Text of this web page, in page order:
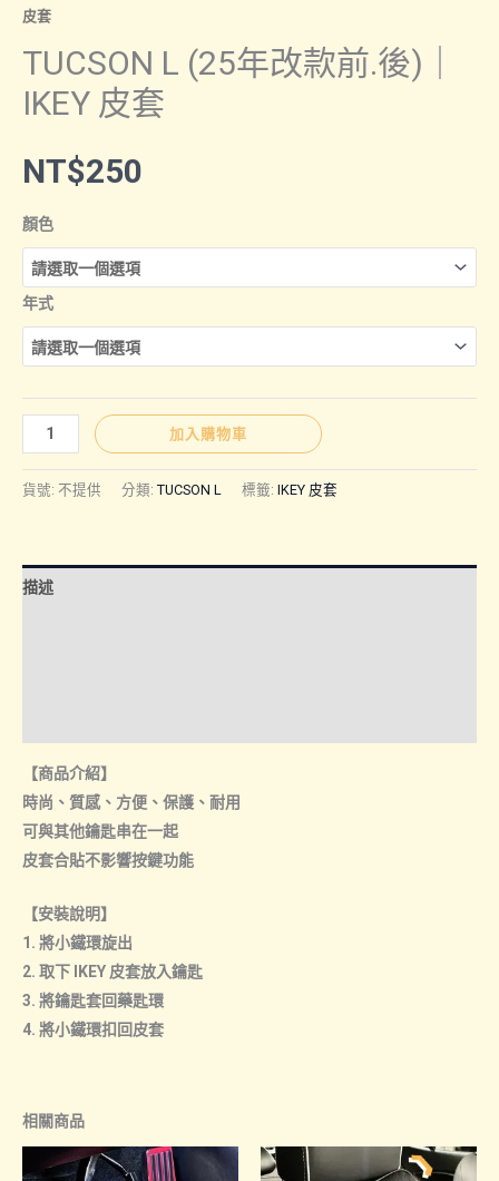
皮套
TUCSON L (25年改款前.後)｜
IKEY 皮套
NT$250
顏色
年式
TUCSON
L
(25
款
前.
套
數
量
加入購物車
貨號: 不提供 分類: TUCSON L 標籤: IKEY 皮套
描述
【商品介紹】
時尚、質感、方便、保護、耐用
可與其他鑰匙串在一起
皮套合貼不影響按鍵功能
【安裝說明】
1. 將小鐵環旋出
2. 取下 IKEY 皮套放入鑰匙
3. 將鑰匙套回藥匙環
4. 將小鐵環扣回皮套
相關商品